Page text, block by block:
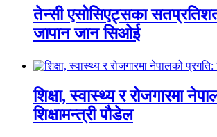
तेन्सी एसोसिएट्सका सतप्रतिशत
जापान जान सिओई
शिक्षा, स्वास्थ्य र रोजगारमा
शिक्षामन्त्री पौडेल